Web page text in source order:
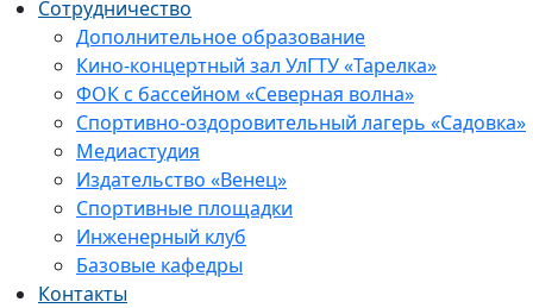
Сотрудничество
Дополнительное образование
Кино-концертный зал УлГТУ «Тарелка»
ФОК с бассейном «Северная волна»
Спортивно-оздоровительный лагерь «Садовка»
Медиастудия
Издательство «Венец»
Спортивные площадки
Инженерный клуб
Базовые кафедры
Контакты